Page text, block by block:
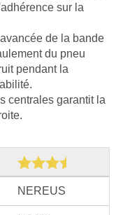
sur la
de la bande
du pneu
pendant la
centrales garantit la
NEREUS